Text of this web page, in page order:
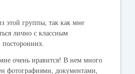
этой группы, так как мне
лично с классным
посторонних.
очень нравится! В нем много
фотографиями, документами,